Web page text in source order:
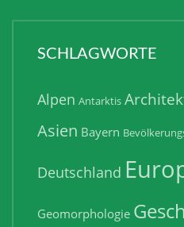
SCHLAGWORTE
Alpen Antarktis
Asien Bayern
Deutschland
Geomorphologie